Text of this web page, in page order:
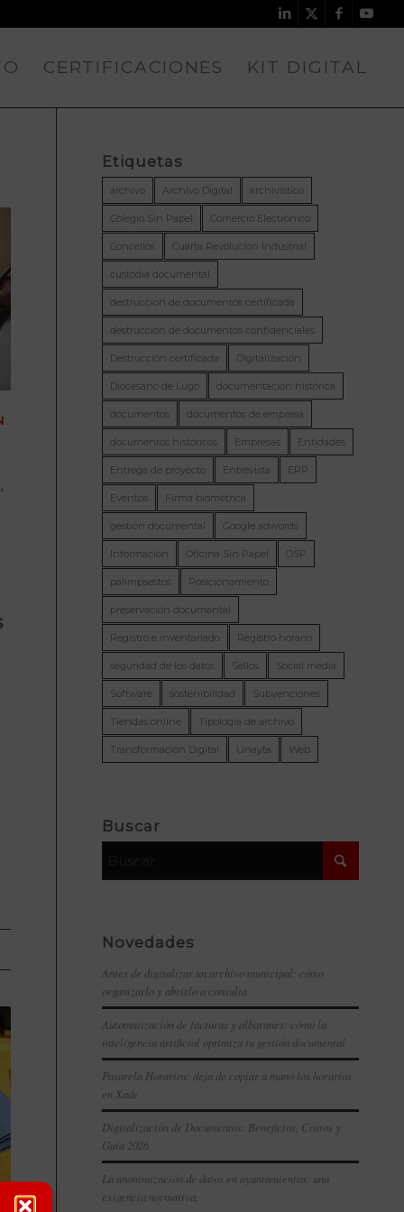
CERTIFICACIONES KIT DIGITAL
,
Etiquetas
archivo Archivo Digital archivístico
Colegio Sin Papel Comercio Electrónico
Concellos Cuarta Revolución Industrial
custodia documental
destruccion de documentos certificada
destruccion de documentos confidenciales
Destrucción certificada Digitalización
Diocesano de Lugo documentación histórica
documentos documentos de empresa
documentos históricos Empresas Entidades
Entrega de proyecto Entrevista ERP
Eventos Firma biométrica
gestión documental Google adwords
Información Oficina Sin Papel OSP
palimpsestos Posicionamiento
preservación documental
Registro e inventariado Registro horario
seguridad de los datos Sellos Social media
Software sostenibilidad Subvenciones
Tiendas online Tipología de archivo
Transformación Digital Unayta Web
Buscar
Novedades
Antes de digitalizar un archivo municipal: cómo
organizarlo y abrirlo a consulta
Automatización de facturas y albaranes: cómo la
inteligencia artificial optimiza tu gestión documental
Pasarela Horarios: deja de copiar a mano los horarios
en Xade
Digitalización de Documentos: Beneficios, Costos y
Guía 2026
La anonimización de datos en ayuntamientos: una
exigencia normativa.